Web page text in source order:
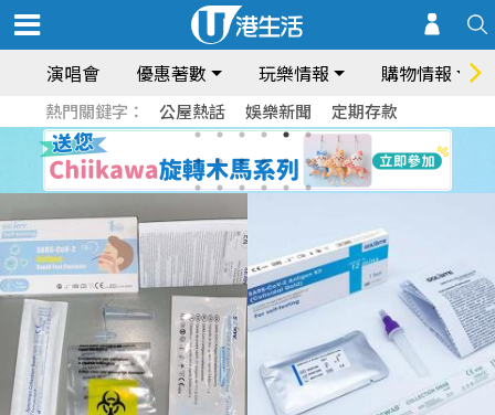
演唱會 優惠著數 玩樂情報 購物情報
熱門關鍵字： 公屋熱話 娛樂新聞 定期存款